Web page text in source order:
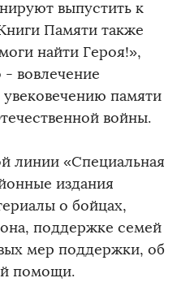
выпустить к
Памяти также
найти Героя!»,
- вовлечение
памяти
войны.
линии «Специальная
издания
о бойцах,
поддержке семей
мер поддержки, об
помощи.